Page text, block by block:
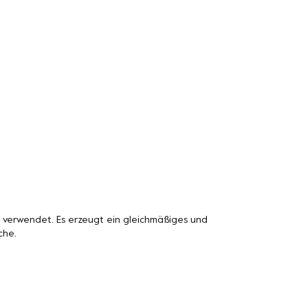
Es erzeugt ein gleichmäßiges und